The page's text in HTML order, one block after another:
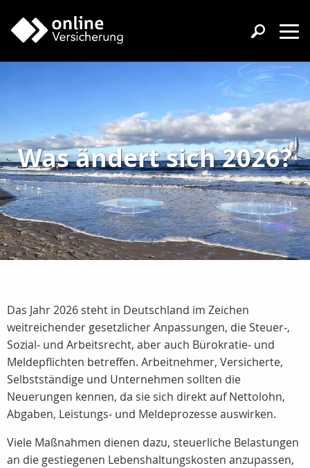
Was ändert sich 2026?
Das Jahr 2026 steht in Deutschland im Zeichen
weitreichender gesetzlicher Anpassungen, die Steuer‑,
Sozial‑ und Arbeitsrecht, aber auch Bürokratie‑ und
Meldepflichten betreffen. Arbeitnehmer, Versicherte,
Selbstständige und Unternehmen sollten die
Neuerungen kennen, da sie sich direkt auf Nettolohn,
Abgaben, Leistungs‑ und Meldeprozesse auswirken.
Viele Maßnahmen dienen dazu, steuerliche Belastungen
an die gestiegenen Lebenshaltungskosten anzupassen,